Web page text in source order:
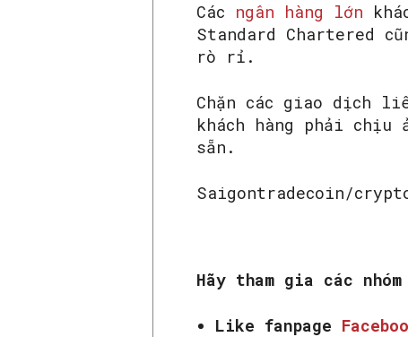
Các ngân hàng lớn
Standard Chartered
rò rỉ.
Chặn các giao dịch
khách hàng phải chịu
sẵn.
Saigontradecoin/
Hãy tham gia các
Like fanpage